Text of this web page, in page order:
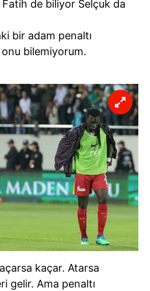
de biliyor Selçuk da
bir adam penaltı
bilemiyorum.
kaçar. Atarsa
gelir. Ama penaltı